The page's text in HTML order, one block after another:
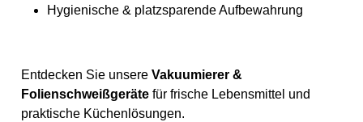
Hygienische & platzsparende Aufbewahrung
Entdecken Sie unsere Vakuumierer &
Folienschweißgeräte für frische Lebensmittel und
praktische Küchenlösungen.